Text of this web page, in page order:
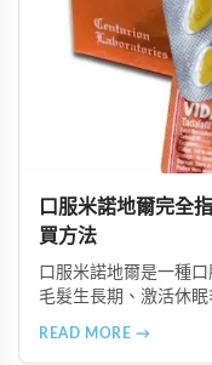
口服米諾地爾完全
買方法
口服米諾地爾是一種
毛髮生長期、激活休
READ MORE →